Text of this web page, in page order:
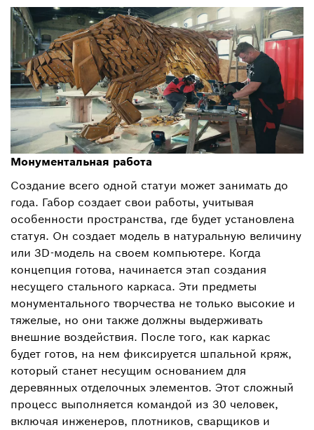
Монументальная работа
Создание всего одной статуи может занимать до
года. Габор создает свои работы, учитывая
особенности пространства, где будет установлена
статуя. Он создает модель в натуральную величину
или 3D-модель на своем компьютере. Когда
концепция готова, начинается этап создания
несущего стального каркаса. Эти предметы
монументального творчества не только высокие и
тяжелые, но они также должны выдерживать
внешние воздействия. После того, как каркас
будет готов, на нем фиксируется шпальной кряж,
который станет несущим основанием для
деревянных отделочных элементов. Этот сложный
процесс выполняется командой из 30 человек,
включая инженеров, плотников, сварщиков и